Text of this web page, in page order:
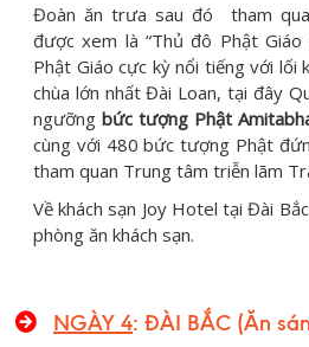
Đoàn ăn trưa sau đó tham
được xem là “Thủ đô Phật Giáo
Phật Giáo cực kỳ nổi tiếng với lối
chùa lớn nhất Đài Loan, tại đây
ngưỡng bức tượng Phật
cùng với 480 bức tượng Phật
tham quan Trung tâm triễn lãm
Về khách sạn Joy Hotel tại Đài
phòng ăn khách sạn.
NGÀY 4: ĐÀI BẮC (Ăn